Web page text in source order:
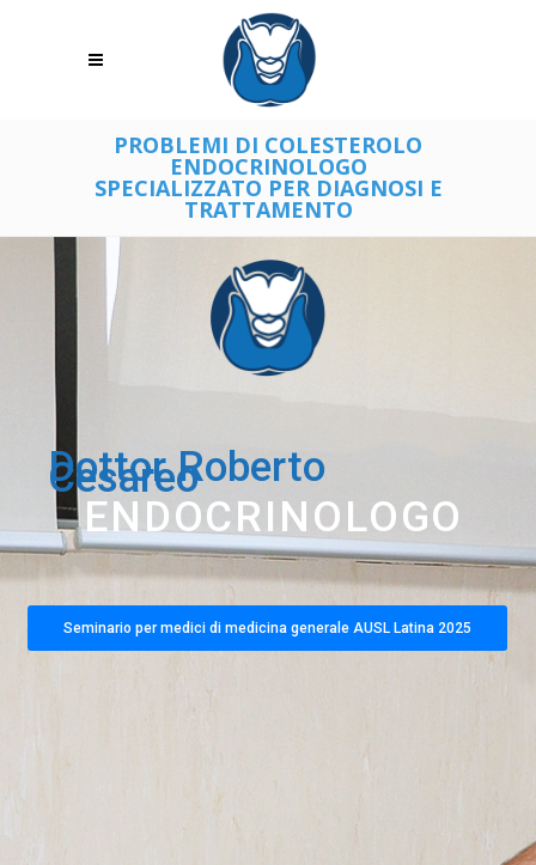
PROBLEMI DI COLESTEROLO
ENDOCRINOLOGO
SPECIALIZZATO PER DIAGNOSI E
TRATTAMENTO
Dottor Roberto
Cesareo
ENDOCRINOLOGO
Seminario per medici di medicina generale AUSL Latina 2025